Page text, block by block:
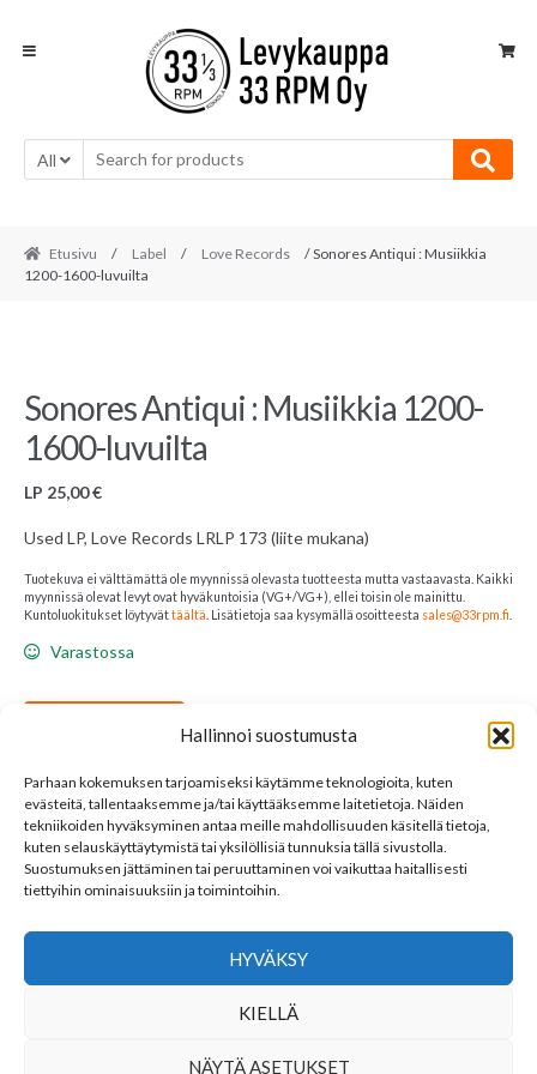
Hallinnoi suostumusta
Parhaan kokemuksen tarjoamiseksi käytämme teknologioita, kuten
evästeitä, tallentaaksemme ja/tai käyttääksemme laitetietoja. Näiden
tekniikoiden hyväksyminen antaa meille mahdollisuuden käsitellä tietoja,
kuten selauskäyttäytymistä tai yksilöllisiä tunnuksia tällä sivustolla.
Suostumuksen jättäminen tai peruuttaminen voi vaikuttaa haitallisesti
tiettyihin ominaisuuksiin ja toimintoihin.
HYVÄKSY
KIELLÄ
NÄYTÄ ASETUKSET
All
Etusivu / Label / Love Records
/ Sonores Antiqui : Musiikkia
1200-1600-luvuilta
Sonores Antiqui : Musiikkia 1200-
1600-luvuilta
LP 25,00€
Used LP, Love Records LRLP 173 (liite mukana)
Tuotekuva ei välttämättä ole myynnissä olevasta tuotteesta mutta vastaavasta. Kaikki
myynnissä olevat levyt ovat hyväkuntoisia (VG+/VG+), ellei toisin ole mainittu.
Kuntoluokitukset löytyvättäältä . Lisätietoja saa kysymällä osoitteesta sales@33rpm.fi
Varastossa
Musiikkia
1200-
1600-
luvuilta
määrä
Osastot:Love Records,LP ,Vinyl
Avainsana tuotteelleSonores Antiqui